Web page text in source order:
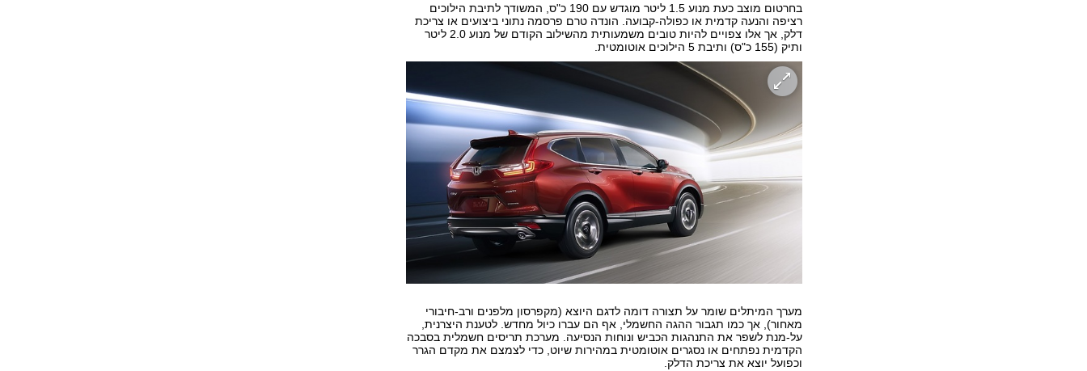
בחרטום מוצב כעת מנוע 1.5 ליטר מוגדש עם 190 כ"ס, המשודך לתיבת הילוכים
רציפה והנעה קדמית או כפולה-קבועה. הונדה טרם פרסמה נתוני ביצועים או צריכת
דלק, אך אלו צפויים להיות טובים משמעותית מהשילוב הקודם של מנוע 2.0 ליטר
ותיק (155 כ"ס) ותיבת 5 הילוכים אוטומטית.
מערך המיתלים שומר על תצורה דומה לדגם היוצא (מקפרסון מלפנים ורב-חיבורי
מאחור), אך כמו תגבור ההגה החשמלי, אף הם עברו כיול מחדש. לטענת היצרנית,
על-מנת לשפר את התנהגות הכביש ונוחות הנסיעה. מערכת תריסים חשמלית בסבכה
הקדמית נפתחים או נסגרים אוטומטית במהירות שיוט, כדי לצמצם את מקדם הגרר
וכפועל יוצא את צריכת הדלק.